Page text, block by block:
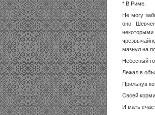
* В Риме.
Не могу
оно.
мазнул на
Небесный
Лежал в
Прильнув
Своей
И мать